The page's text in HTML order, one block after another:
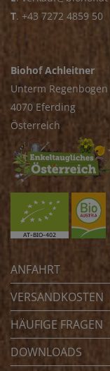
T. +43 7272 4859 50
Biohof Achleitner
Unterm Regenbogen
4070 Eferding
Österreich
ANFAHRT
VERSANDKOSTEN
HÄUFIGE FRAGEN
DOWNLOADS